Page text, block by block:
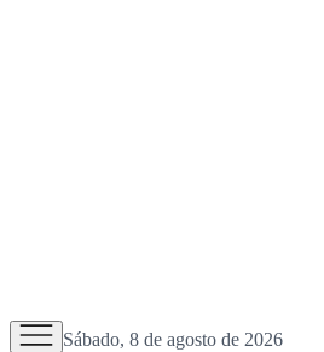
Sábado, 8 de agosto de 2026